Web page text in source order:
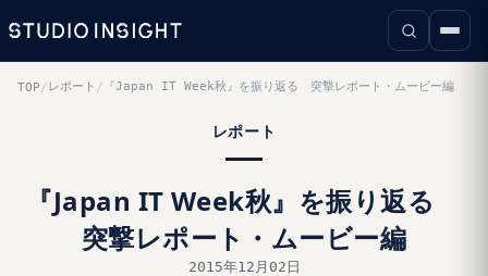
TOP /レポート / 『Japan IT Week秋』を振り返る 突撃レポート・ムービー編
レポート
『Japan IT Week秋』を振り返る
突撃レポート・ムービー編
2015年12月02日